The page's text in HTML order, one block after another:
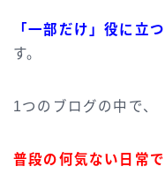
「一部だけ」役に立
す。
1つのブログの中で、
普段の何気ない日常